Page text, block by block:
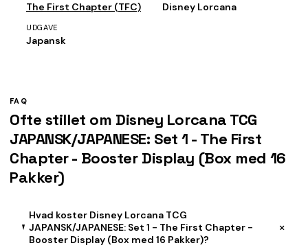
The First Chapter (TFC) Disney Lorcana
UDGAVE
Japansk
FAQ
Ofte stillet om Disney Lorcana TCG
JAPANSK/JAPANESE: Set 1 - The First
Chapter - Booster Display (Box med 16
Pakker)
Hvad koster Disney Lorcana TCG
JAPANSK/JAPANESE: Set 1 - The First Chapter -
Booster Display (Box med 16 Pakker)?
+